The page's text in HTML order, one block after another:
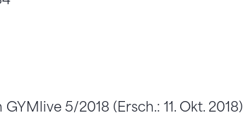
5/2018 (Ersch.: 11. Okt. 2018)